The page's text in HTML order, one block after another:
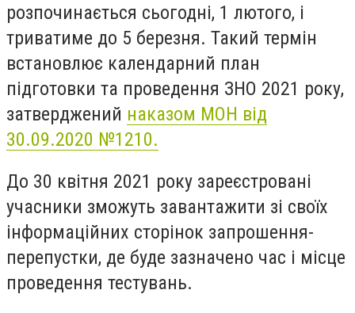
розпочинається сьогодні, 1 лютого, і
триватиме до 5 березня. Такий термін
встановлює календарний план
підготовки та проведення ЗНО 2021 року,
затверджений наказом МОН від
30.09.2020 №1210.
До 30 квітня 2021 року зареєстровані
учасники зможуть завантажити зі своїх
інформаційних сторінок запрошення-
перепустки, де буде зазначено час і місце
проведення тестувань.